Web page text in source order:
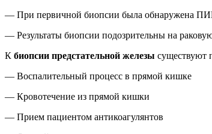
— При первичной биопсии была обнаружена ПИН
— Результаты биопсии подозрительны на
К биопсии предстательной железы существуют
— Воспалительный процесс в прямой кишке
— Кровотечение из прямой кишки
— Прием пациентом антикоагулянтов